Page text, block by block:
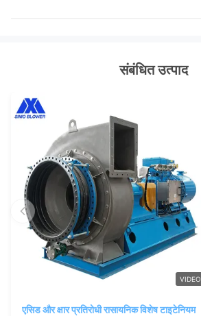
संबंधित उत्पाद
VIDEO
एसिड और क्षार प्रतिरोधी रासायनिक विशेष टाइटेनियम